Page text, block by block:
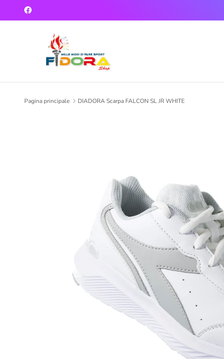
Passa ai contenuti
Facebook
Pagina principale DIADORA Scarpa FALCON SL JR WHITE